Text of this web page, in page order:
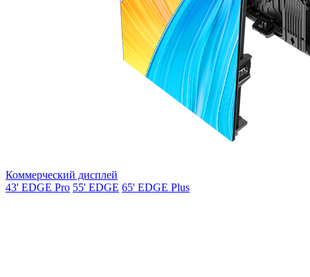
Коммерческий дисплей
43' EDGE Pro 55' EDGE 65' EDGE Plus